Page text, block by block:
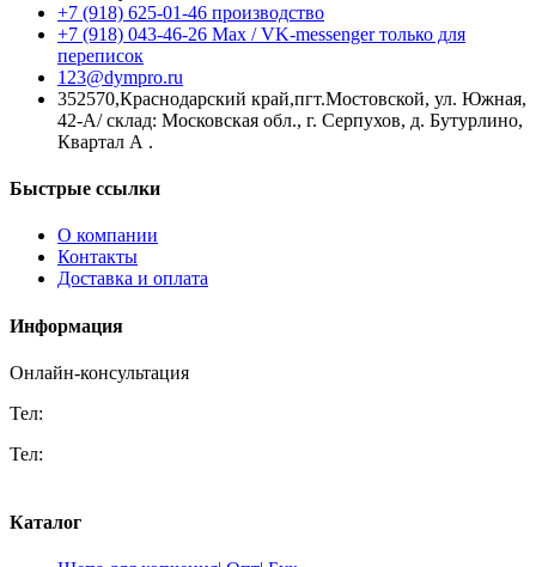
+7 (918) 625-01-46 производство
+7 (918) 043-46-26 Max / VK-messenger только для
переписок
123@dympro.ru
352570,Краснодарский край,пгт.Мостовской, ул. Южная,
42-А/ склад: Московская обл., г. Серпухов, д. Бутурлино,
Квартал А .
Быстрые ссылки
О компании
Контакты
Доставка и оплата
Информация
Онлайн-консультация
Тел:
Тел:
Каталог